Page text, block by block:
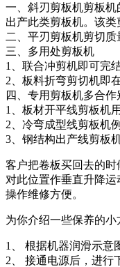
一、斜刃剪板机剪板
出产此类剪板机。该
二、平刃剪板机剪切
三、多用处剪板机
1、联合冲剪机即可完
2、板料折弯剪切机即
四、专用剪板机多合
1、板材开平线剪板机
2、冷弯成型线剪板机
3、钢结构出产线剪板
客户把卷板买回去的
对此位置作垂直升降
操作维修方便。
为你介绍一些保养的小
1、 根据机器润滑示意
2、 接通电源后，进行